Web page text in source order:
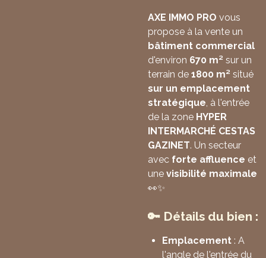
AXE IMMO PRO vous
propose à la vente un
bâtiment commercial
d'environ 670 m² sur un
terrain de 1800 m² situé
sur un emplacement
stratégique, à l'entrée
de la zone HYPER
INTERMARCHÉ CESTAS
GAZINET. Un secteur
avec forte affluence et
une visibilité maximale
👀✨
🔑 Détails du bien :
Emplacement : A
l'angle de l'entrée du